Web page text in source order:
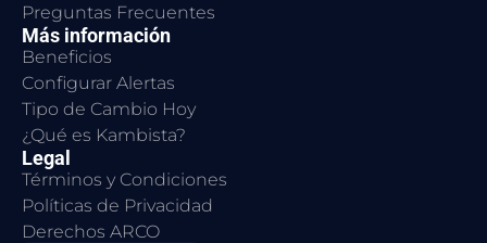
Preguntas Frecuentes
Más información
Beneficios
Configurar Alertas
Tipo de Cambio Hoy
¿Qué es Kambista?
Legal
Términos y Condiciones
Políticas de Privacidad
Derechos ARCO